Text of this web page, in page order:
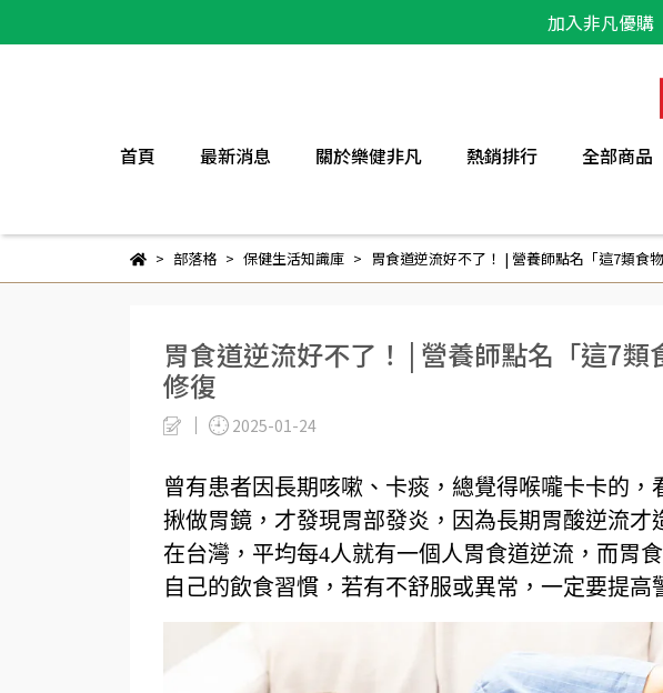
加入非凡優購
首頁 最新消息 關於樂健非凡 熱銷排行 全部商品
部落格 保健生活知識庫 胃食道逆流好不了！ | 營養師點名「這7類食
胃食道逆流好不了！ | 營養師點名「這7
修復
2025-01-24
曾有患者因長期咳嗽 、卡痰，總覺得喉嚨卡卡的
揪做胃鏡，才發現胃部發炎，因為長期胃酸逆流才
在台灣，平均每4人就有一個人胃食道逆流，而胃
自己的飲食習慣，若有不舒服或異常，一定要提高